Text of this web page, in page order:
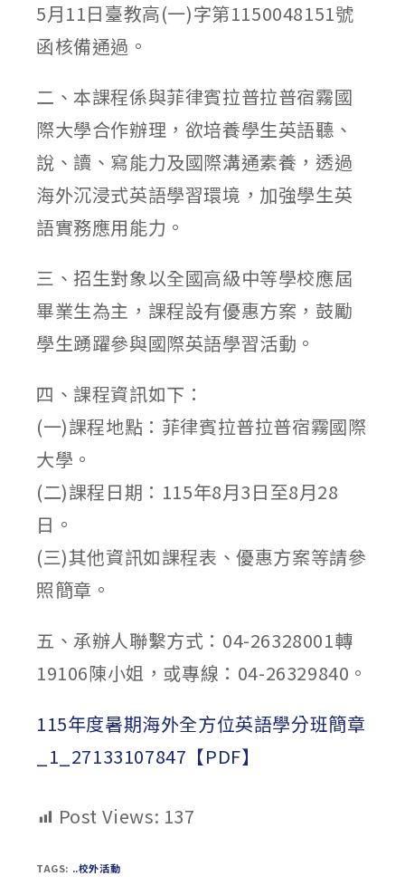
5月11日臺教高(一)字第1150048151號
函核備通過。
二、本課程係與菲律賓拉普拉普宿霧國
際大學合作辦理，欲培養學生英語聽、
說、讀、寫能力及國際溝通素養，透過
海外沉浸式英語學習環境，加強學生英
語實務應用能力。
三、招生對象以全國高級中等學校應屆
畢業生為主，課程設有優惠方案，鼓勵
學生踴躍參與國際英語學習活動。
四、課程資訊如下：
(一)課程地點：菲律賓拉普拉普宿霧國際
大學。
(二)課程日期：115年8月3日至8月28
日。
(三)其他資訊如課程表、優惠方案等請參
照簡章。
五、承辦人聯繫方式：04-26328001轉
19106陳小姐，或專線：04-26329840。
115年度暑期海外全方位英語學分班簡章
_1_27133107847【PDF】
Post Views: 137
TAGS: ..校外活動